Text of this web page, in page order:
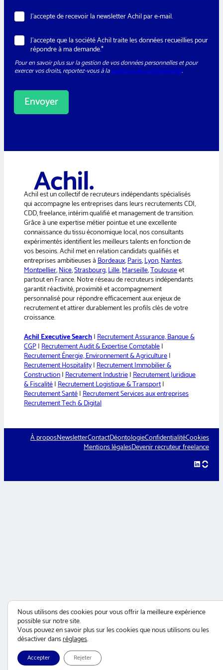
N
e
w
s
e
t
t
r
J’accepte de recevoir la newsletter Achil par e-mail.
M
i
e
E
-
a
l
*
R
G
D
*
J’accepte que la société Achil traite les données recueillies pour
répondre à ma demande.*
Pour en savoir plus sur la gestion de vos données personnelles et pour
exercer vos droits, reportez-vous à lapolitique de confidentialité.
Envoyer
e
Achil est un collectif de recruteurs indépendants spécialisés
qui accompagne les entreprises dans leurs recrutements CDI,
CDD, freelance, intérim qualifié et management de transition.
Grâce à une expertise métier pointue et une excellente
connaissance du tissu économique local, nos consultants
expérimentés identifient les meilleurs talents en fonction de
vos besoins. Achil met en relation candidats qualifiés et
entreprises ambitieuses àBordeaux,Paris,Lyon,Nantes,
Montpellier,Nice,Strasbourg,Lille,Marseille,Toulouseet
partout en France. Notre réseau de recruteurs indépendants
garantit réactivité, proximité et accompagnement
personnalisé pour répondre efficacement aux enjeux de
recrutement et attirer durablement les profils clés de votre
croissance.
Achil Executive Search|Recrutement Assurance, Banque &
CGP|Recrutement Audit & Expertise Comptable|
Recrutement Énergie, Environnement & Agriculture|
Recrutement Hospitality|Recrutement Immobilier &
Construction|Recrutement Industrie|Recrutement Juridique
& Fiscalité|Recrutement Logistique & Transport|
Recrutement Santé|Recrutement Services aux entreprises
Recrutement Tech & Digital
À proposNewsletterContactDéontologieConfidentialitéCookies
Mentions légalesDevenir recruteur freelance
LinkedIn
Nous utilisons des cookies pour vous offrir la meilleure expérience
possible sur notre site.
Vous pouvez en savoir plus sur les cookies que nous utilisons ou les
désactiver dansréglages.
Accepter Rejeter